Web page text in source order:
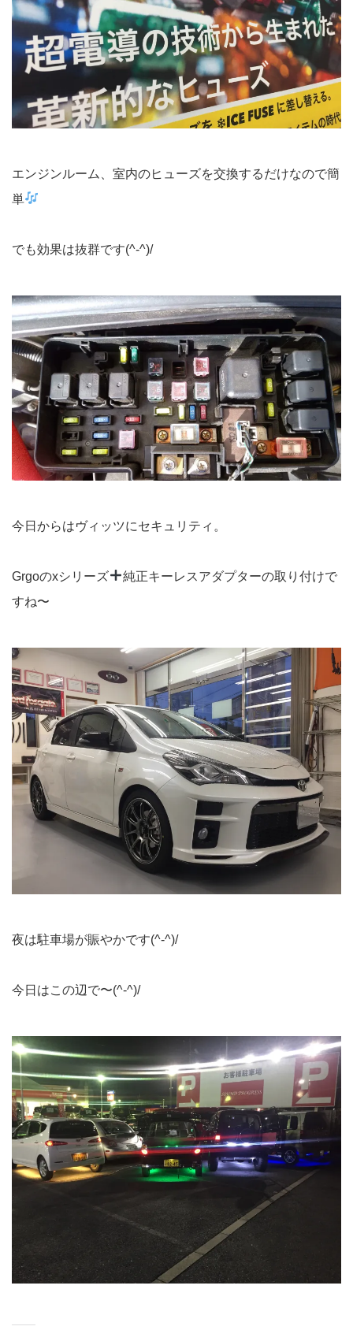
エンジンルーム、室内のヒューズを交換するだけなので簡
単
でも効果は抜群です(^-^)/
今日からはヴィッツにセキュリティ。
Grgoのxシリーズ
純正キーレスアダプターの取り付けで
すね〜
夜は駐車場が賑やかです(^-^)/
今日はこの辺で〜(^-^)/